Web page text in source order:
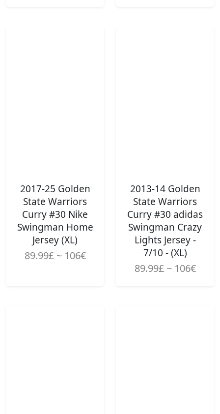
2017-25 Golden
State Warriors
Curry #30 Nike
Swingman Home
Jersey (XL)
89.99£ ~ 106€
2013-14 Golden
State Warriors
Curry #30 adidas
Swingman Crazy
Lights Jersey -
7/10 - (XL)
89.99£ ~ 106€